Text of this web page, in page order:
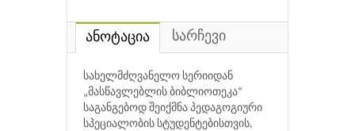
ანოტაცია სარჩევი
სახელმძღვანელო სერიიდან
„მასწავლებლის ბიბლიოთეკა“
საგანგებოდ შეიქმნა პედაგოგიური
სპეციალობის სტუდენტებისთვის,